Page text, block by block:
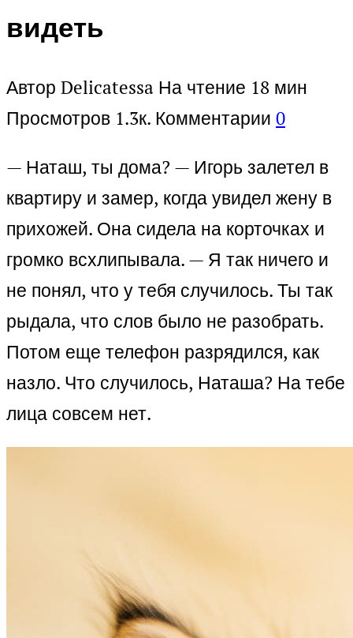
видеть
Автор Delicatessa На чтение 18 мин
Просмотров 1.3к. Комментарии 0
— Наташ, ты дома? — Игорь залетел в
квартиру и замер, когда увидел жену в
прихожей. Она сидела на корточках и
громко всхлипывала. — Я так ничего и
не понял, что у тебя случилось. Ты так
рыдала, что слов было не разобрать.
Потом еще телефон разрядился, как
назло. Что случилось, Наташа? На тебе
лица совсем нет.